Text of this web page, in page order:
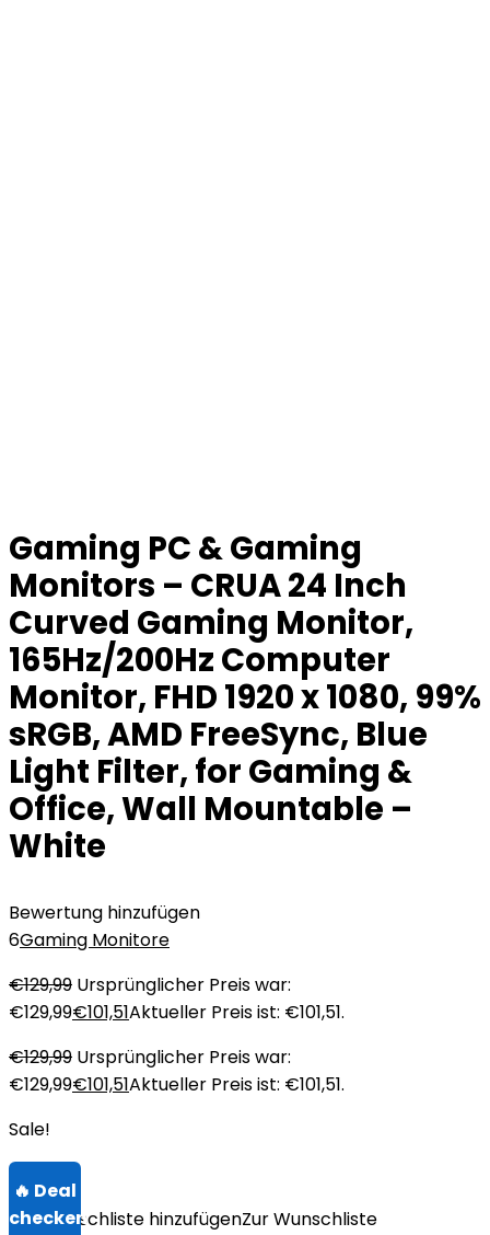
Gaming PC & Gaming
Monitors – CRUA 24 Inch
Curved Gaming Monitor,
165Hz/200Hz Computer
Monitor, FHD 1920 x 1080, 99%
sRGB, AMD FreeSync, Blue
Light Filter, for Gaming &
Office, Wall Mountable –
White
Bewertung hinzufügen
6Gaming Monitore
€129,99 Ursprünglicher Preis war:
€129,99€101,51Aktueller Preis ist: €101,51.
€129,99 Ursprünglicher Preis war:
€129,99€101,51Aktueller Preis ist: €101,51.
Sale!
Zur Wunschliste hinzufügenZur Wunschliste